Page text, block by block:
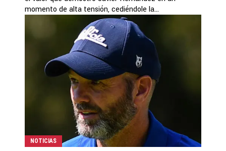
momento de alta tensión, cediéndole la...
NOTICIAS